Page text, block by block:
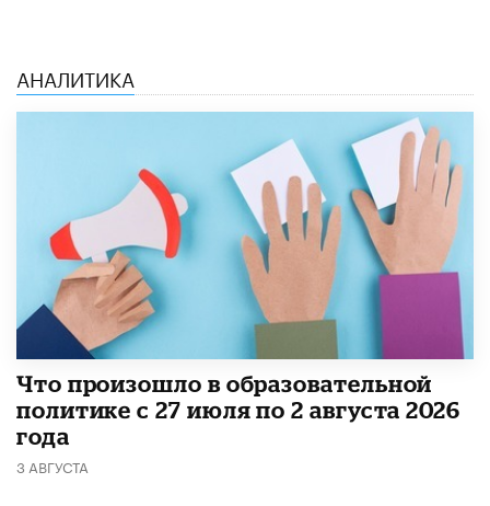
АНАЛИТИКА
​Что произошло в образовательной
политике с 27 июля по 2 августа 2026
года
3 АВГУСТА